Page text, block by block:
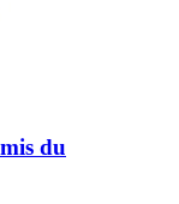
du